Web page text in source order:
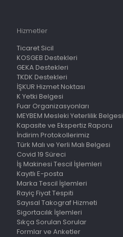
Hizmetler
Ticaret Sicil
KOSGEB Destekleri
GEKA Destekleri
TKDK Destekleri
İŞKUR Hizmet Noktası
K Yetki Belgesi
Fuar Organizasyonları
MEYBEM Mesleki Yeterlilik Belgesi
Kapasite ve Ekspertiz Raporu
İndirim Protokollerimiz
Türk Malı ve Yerli Malı Belgesi
Covid 19 Süreci
İş Makinesi Tescil İşlemleri
Kayıtlı E-posta
Marka Tescil İşlemleri
Rayiç Fiyat Tespiti
Sayısal Takograf Hizmeti
Sigortacılık İşlemleri
Sıkça Sorulan Sorular
Formlar ve Anketler